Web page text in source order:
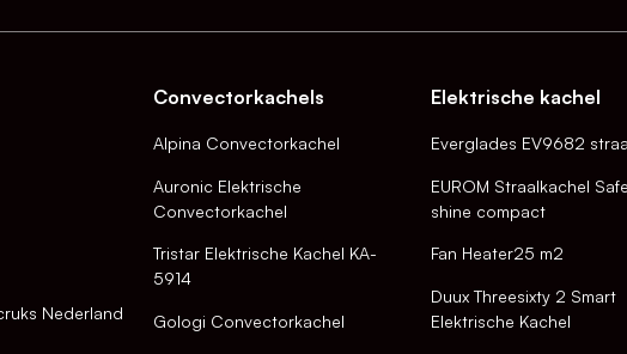
Nederland
Convectorkachels
Alpina Convectorkachel
Auronic Elektrische
Convectorkachel
Tristar Elektrische Kachel KA-
5914
Gologi Convectorkachel
Elektrische kachel
Everglades EV9682
EUROM Straalkachel
shine compact
Fan Heater25 m2
Duux Threesixty 2 Smart
Elektrische Kachel